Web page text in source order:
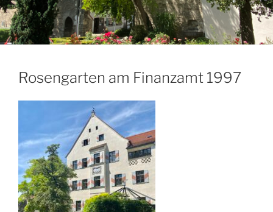
Rosengarten am Finanzamt 1997